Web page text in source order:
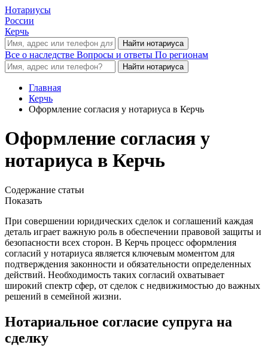
Нотариусы
России
Керчь
Все о наследстве Вопросы и ответы По регионам
Главная
Керчь
Оформление согласия у нотариуса в Керчь
Оформление согласия у
нотариуса в Керчь
Содержание статьи
Показать
При совершении юридических сделок и соглашений каждая
деталь играет важную роль в обеспечении правовой защиты и
безопасности всех сторон. В Керчь процесс оформления
согласий у нотариуса является ключевым моментом для
подтверждения законности и обязательности определенных
действий. Необходимость таких согласий охватывает
широкий спектр сфер, от сделок с недвижимостью до важных
решений в семейной жизни.
Нотариальное согласие супруга на
сделку